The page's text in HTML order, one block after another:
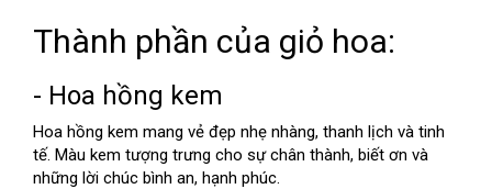
Thành phần của giỏ hoa:
- Hoa hồng kem
Hoa hồng kem mang vẻ đẹp nhẹ nhàng, thanh lịch và tinh
tế. Màu kem tượng trưng cho sự chân thành, biết ơn và
những lời chúc bình an, hạnh phúc.